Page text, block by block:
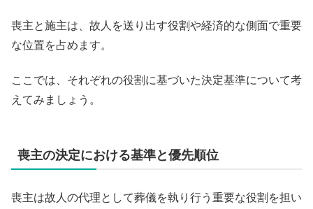
喪主と施主は、故人を送り出す役割や経済的な側面で重要
な位置を占めます。
ここでは、それぞれの役割に基づいた決定基準について考
えてみましょう。
喪主の決定における基準と優先順位
喪主は故人の代理として葬儀を執り行う重要な役割を担い